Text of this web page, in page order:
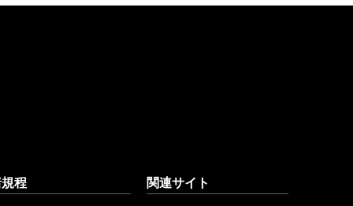
程 関連サイト